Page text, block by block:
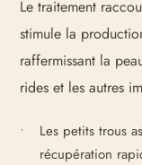
Le traitement
stimule la
raffermissant la
rides et les autres
Les petits trous
récupération